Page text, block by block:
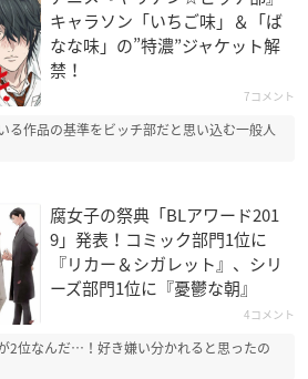
キャラソン「いちご味」＆「ば
なな味」の”特濃”ジャケット解
禁！
7コメント
る作品の基準をビッチ部だと思い込む一般人
腐女子の祭典「BLアワード201
9」発表！コミック部門1位に
『リカー＆シガレット』、シリ
ーズ部門1位に『憂鬱な朝』
4コメント
2位なんだ…！好き嫌い分かれると思ったの